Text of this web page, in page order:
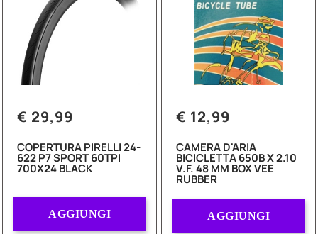
€ 29,99
COPERTURA PIRELLI 24-
622 P7 SPORT 60TPI
700X24 BLACK
AGGIUNGI
€ 12,99
CAMERA D'ARIA
BICICLETTA 650B X 2.10
V.F. 48 MM BOX VEE
RUBBER
AGGIUNGI